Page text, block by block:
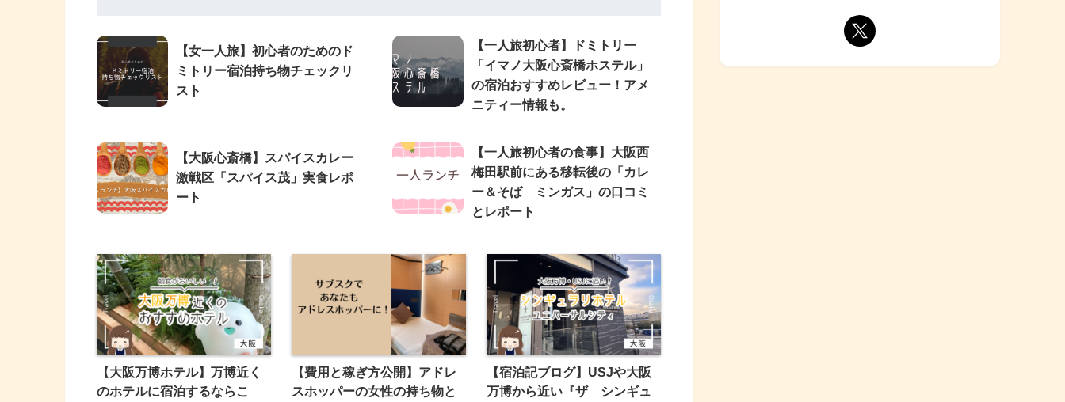
【女一人旅】初心者のためのド
ミトリー宿泊持ち物チェックリ
スト
【一人旅初心者】ドミトリー
「イマノ大阪心斎橋ホステル」
の宿泊おすすめレビュー！アメ
ニティー情報も。
【大阪心斎橋】スパイスカレー
激戦区「スパイス茂」実食レポ
ート
【一人旅初心者の食事】大阪西
梅田駅前にある移転後の「カレ
ー＆そば ミンガス」の口コミ
とレポート
【大阪万博ホテル】万博近く
のホテルに宿泊するならこ
【費用と稼ぎ方公開】アドレ
スホッパーの女性の持ち物と
【宿泊記ブログ】USJや大阪
万博から近い『ザ シンギュ